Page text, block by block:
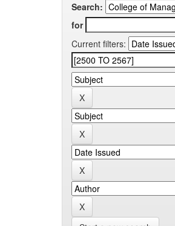
Search:
for
Current filters: